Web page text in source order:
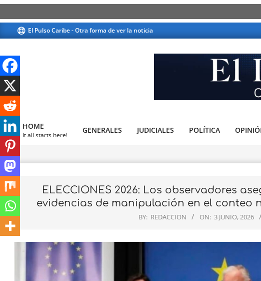
to
El Pulso Caribe - Otra forma de ver la noticia
El
Caribe
Primary
Navigation
Menu
HOME
It all starts here!
GENERALES JUDICIALES POLÍTICA
ELECCIONES 2026: Los observadores
evidencias de manipulación en el conteo
BY: REDACCION ON: 3 JUNIO, 2026